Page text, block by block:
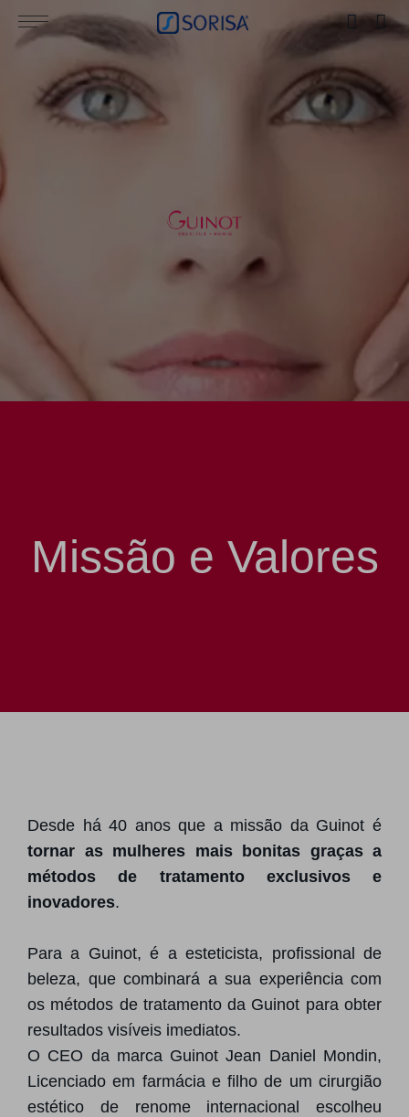
Missão e Valores
Desde há 40 anos que a missão da Guinot é
tornar as mulheres mais bonitas graças a
métodos de tratamento exclusivos e
inovadores.
Para a Guinot, é a esteticista, profissional de
beleza, que combinará a sua experiência com
os métodos de tratamento da Guinot para obter
resultados visíveis imediatos.​
O CEO da marca Guinot Jean Daniel Mondin,
Licenciado em farmácia e filho de um cirurgião
estético de renome internacional escolheu